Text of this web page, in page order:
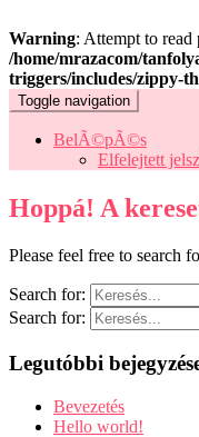
Warning: Attempt to
/home/mrazacom/
triggers/includes/zippy-
Toggle navigation
BelÃ©pÃ©s
Elfelejtett
Hoppá! A
Please feel free to search
Search for:
Search for:
Legutóbbi
Bevezetés
Hello world!